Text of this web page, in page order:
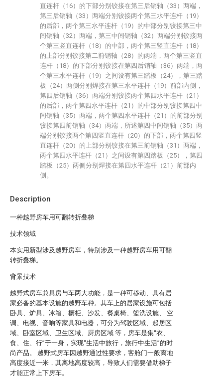
Description
一种越野房车用可翻转折叠梯
技术领域
本实用新型涉及越野房车，特别涉及一种越野房车用可翻
转折叠梯。
背景技术
越野式房车兼具房与车两大功能，是一种可移动、具有居
家必备的基本设施的越野车种。其车上的居家设施可包括
卧具、炉具、冰箱、橱柜、沙发、餐桌椅、盥洗设施、 空
调、电视、音响等家具和电器，可分为驾驶区域、起居区
域、卧室区域、卫生区域、厨房区域 等，房车是集“衣、
食、住、行”于一身，实现“生活中旅行，旅行中生活”的时
尚产品。 越野式房车因越野通过性要求，客舱门一般离地
高度接近一米，其离地高度较高，导致人们需要借助梯子
才能正常上下房车。
直连杆（16）的下部分别铰接在第三后销轴（33）两端，
第三后销轴（33）两端分别铰接两个第三水平连杆（19）
的后部，两个第三水平连杆（19）的中部分别铰接第三中
间销轴（32）两端，第三中间销轴（32）两端分别铰接两
个第三竖直连杆（18）的中部，两个第三竖直连杆（18）
的上部分别铰接第二前销轴（28）的两端，两个第三竖直
连杆（18）的下部分别铰接在第四后销轴（36）两端，两
个第三水平连杆（19）之间设有第三踏板（24），第三踏
板（24）两侧分别焊接在第三水平连杆（19）前部内侧，
第四后销轴（36）两端分别铰接两个第四水平连杆（21）
的后部，两个第四水平连杆（21）的中部分别铰接第四中
间销轴（35）两端，两个第四水平连杆（21）的前部分别
铰接第四前销轴（34）两端，所述第四中间销轴（35）两
端分别铰接两个第四竖直连杆（20）的下部，两个第四竖
直连杆（20）的上部分别铰接在第三前销轴（31）两端，
两个第四水平连杆（21）之间设有第四踏板（25），第四
踏板（25）两侧分别焊接在第四水平连杆（21）前部内
侧。